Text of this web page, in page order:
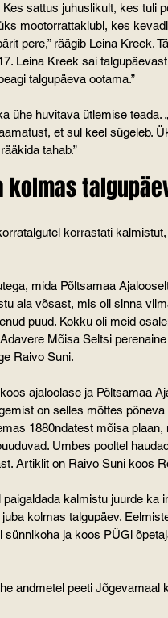
Kes sattus juhuslikult, kes tuli
mootorrattaklubi, kes
pere,” räägib Leina Kreek.
Leina Kreek sai
talgupäeva ootama.”
ühe huvitava ütlemise
et sul keel sügeleb.
tahab.”
korrastati
mida Põltsamaa
ala võsast, mis oli sinna
puud. Kokku oli meid
Mõisa Seltsi
Raivo Suni.
ajaloolase ja Põltsamaa
on selles mõttes
1880ndatest mõisa
Umbes pooltel
Artiklit on Raivo Suni koos
kalmistu juurde ka
kolmas talgupäev.
ja koos PÜGi
andmetel peeti Jõgevamaal